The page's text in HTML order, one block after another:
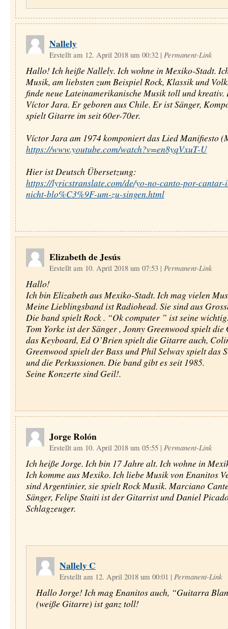
Nallely
Erstellt am 12. April 2018 um 00:32 | Permanent-Link
Hallo! Ich heiße Nallely. Ich wohne in Mexiko-Stadt.
Musik, am liebsten zum Beispiel Rock, Klassik und
finde neue Lateinamerikanische Musik toll und kreativ.
Víctor Jara. Er geboren aus Chile. Er ist Sänger,
spielt Gitarre im seit 60er-70er.
Víctor Jara am 1974 komponiert das Lied Manifiesto
https://www.youtube.com/watch?v=en8yqVxuT-U
Hier ist Deutsch Übersetzung:
https://lyricstranslate.com/de/yo-no-canto-por-cantar-
nicht-blo%C3%9F-um-zu-singen.html
Elizabeth de Jesús
Erstellt am 10. April 2018 um 07:53 | Permanent-Link
Hallo!
Ich bin Elizabeth aus Mexiko-Stadt. Ich mag vielen
Meine Lieblingsband ist Radiohead. Sie sind aus
Die band spielt Rock . “Ok computer ” ist seine
Tom Yorke ist der Sänger , Jonny Greenwood spielt
das Keyboard, Ed O’Brien spielt die Gitarre auch,
Greenwood spielt der Bass und Phil Selway spielt das
und die Perkussionen. Die band gibt es seit 1985.
Seine Konzerte sind Geil!.
Jorge Rolón
Erstellt am 10. April 2018 um 05:55 | Permanent-Link
Ich heiße Jorge. Ich bin 17 Jahre alt. Ich wohne in
Ich komme aus Mexiko. Ich liebe Musik von Enanitos
sind Argentinier, sie spielt Rock Musik. Marciano
Sänger, Felipe Staiti ist der Gitarrist und Daniel
Schlagzeuger.
Nallely C
Erstellt am 12. April 2018 um 00:01 | Permanent-Link
Hallo Jorge! Ich mag Enanitos auch, “Guitarra
(weiße Gitarre) ist ganz toll!